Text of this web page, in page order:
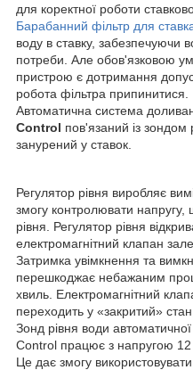
для коректної роботи
Барабанний фільтр для
воду в ставку, забезпечуючи
потреби. Але обов'язковою
пристрою є дотримання
робота фільтра припинитися.
Автоматична система
Control пов'язаний із зондом
занурений у ставок.
Регулятор рівня виробляє
змогу контролювати
рівня. Регулятор рівня
електромагнітний клапан
Затримка увімкнення та
перешкоджає небажаним
хвиль. Електромагнітний
переходить у «закритий»
Зонд рівня води
Control працює з напругою
Це дає змогу використовувати